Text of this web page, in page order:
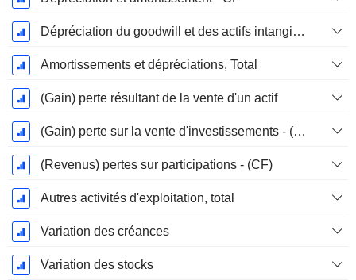
Dépréciation du goodwill et des actifs intangibles
Amortissements et dépréciations, Total
(Gain) perte résultant de la vente d'un actif
(Gain) perte sur la vente d'investissements - (CF)
(Revenus) pertes sur participations - (CF)
Autres activités d'exploitation, total
Variation des créances
Variation des stocks